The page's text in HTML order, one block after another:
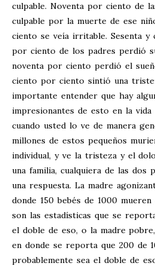
culpable. Noventa por ciento de
culpable por la muerte de ese
ciento se veía irritable. Sesenta y
por ciento de los padres perdió
noventa por ciento perdió el
ciento por ciento sintió una
importante entender que hay
impresionantes de esto en la vida
cuando usted lo ve de manera
millones de estos pequeños
individual, y ve la tristeza y el
una familia, cualquiera de las dos
una respuesta. La madre
donde 150 bebés de 1000
son las estadísticas que se
el doble de eso, o la madre
en donde se reporta que 200 de
probablemente sea el doble de